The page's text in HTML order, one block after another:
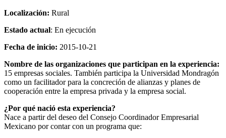
Localización: Rural
Estado actual: En ejecución
Fecha de inicio: 2015-10-21
Nombre de las organizaciones que participan en la experiencia:
15 empresas sociales. También participa la Universidad Mondragón
como un facilitador para la concreción de alianzas y planes de
cooperación entre la empresa privada y la empresa social.
¿Por qué nació esta experiencia?
Nace a partir del deseo del Consejo Coordinador Empresarial
Mexicano por contar con un programa que: